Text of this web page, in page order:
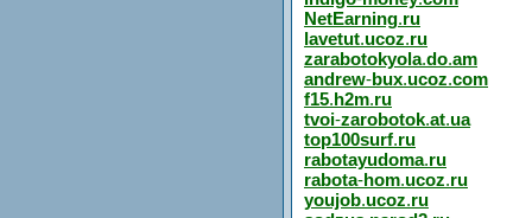
NetEarning.ru
lavetut.ucoz.ru
zarabotokyola.do.am
andrew-bux.ucoz.com
f15.h2m.ru
tvoi-zarobotok.at.ua
top100surf.ru
rabotayudoma.ru
rabota-hom.ucoz.ru
youjob.ucoz.ru